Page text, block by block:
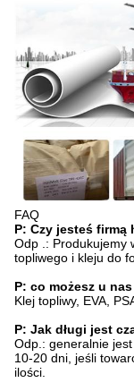
FAQ
P: Czy jesteś
Odp .: Produkujemy
topliwego i kleju do
P: co możesz u
Klej topliwy, EVA,
P: Jak długi jest
Odp.: generalnie
10-20 dni, jeśli
ilości.